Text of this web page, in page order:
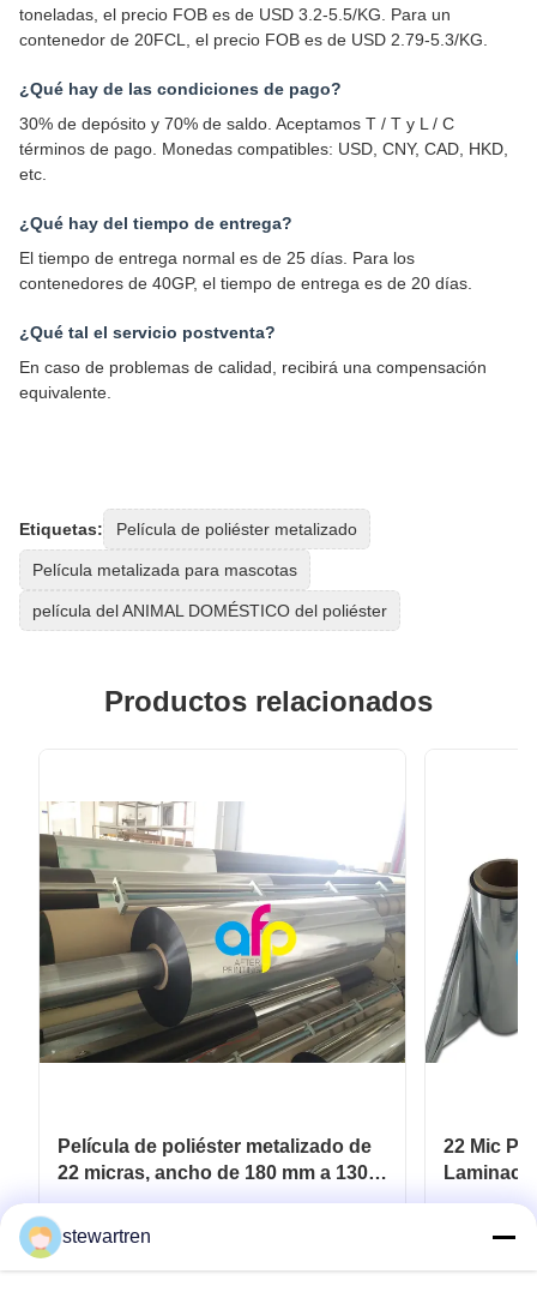
toneladas, el precio FOB es de USD 3.2-5.5/KG. Para un
contenedor de 20FCL, el precio FOB es de USD 2.79-5.3/KG.
¿Qué hay de las condiciones de pago?
30% de depósito y 70% de saldo. Aceptamos T / T y L / C
términos de pago. Monedas compatibles: USD, CNY, CAD, HKD,
etc.
¿Qué hay del tiempo de entrega?
El tiempo de entrega normal es de 25 días. Para los
contenedores de 40GP, el tiempo de entrega es de 20 días.
¿Qué tal el servicio postventa?
En caso de problemas de calidad, recibirá una compensación
equivalente.
Etiquetas: Película de poliéster metalizado
Película metalizada para mascotas
película del ANIMAL DOMÉSTICO del poliéster
Productos relacionados
Película de poliéster metalizado de
22 micras, ancho de 180 mm a 1300
mm, para papel / cartón
Consiga el mejor precio
22 Mic
Plástico
stewartren